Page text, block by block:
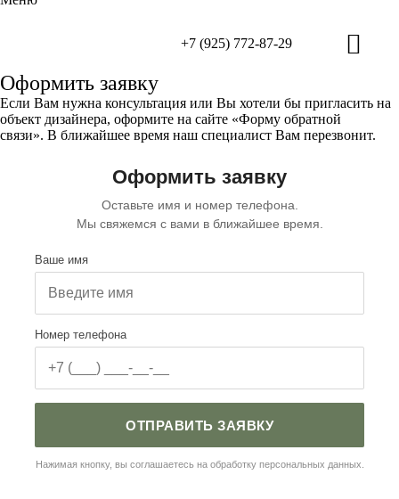
+7 (925) 772-87-29
Оформить заявку
Если Вам нужна консультация или Вы хотели бы пригласить на
объект дизайнера, оформите на сайте «Форму обратной
связи». В ближайшее время наш специалист Вам перезвонит.
Оформить заявку
Оставьте имя и номер телефона.
Мы свяжемся с вами в ближайшее время.
Ваше имя
Номер телефона
ОТПРАВИТЬ ЗАЯВКУ
Нажимая кнопку, вы соглашаетесь на обработку персональных данных.